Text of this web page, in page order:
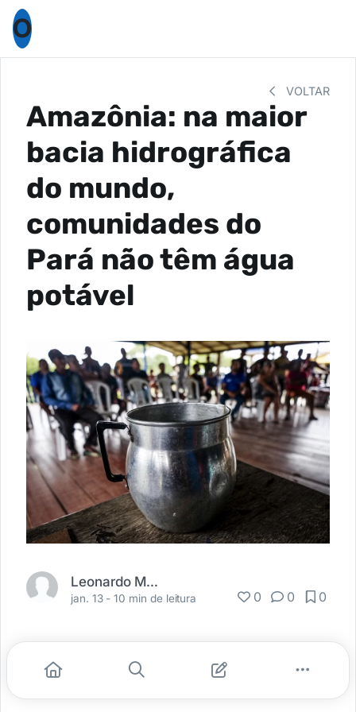
O
VOLTAR
Amazônia: na maior
bacia hidrográfica
do mundo,
comunidades do
Pará não têm água
potável
Leonardo Milano
jan. 13 -10 min de leitura 0 0 0